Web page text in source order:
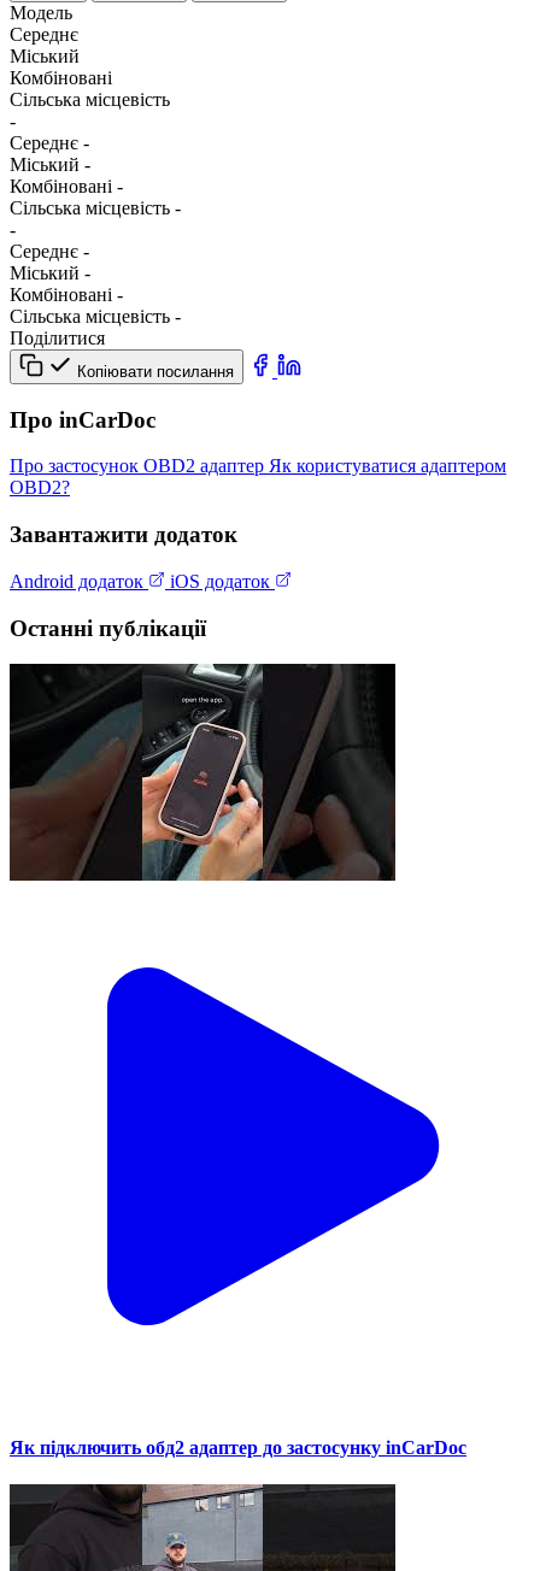
Модель
Середнє
Міський
Комбіновані
Сільська місцевість
-
Середнє -
Міський -
Комбіновані -
Сільська місцевість -
-
Середнє -
Міський -
Комбіновані -
Сільська місцевість -
Поділитися
Копіювати посилання
Про inCarDoc
Про застосунок OBD2 адаптер Як користуватися адаптером
OBD2?
Завантажити додаток
Android додаток iOS додаток
Останні публікації
Як підключить обд2 адаптер до застосунку inCarDoc